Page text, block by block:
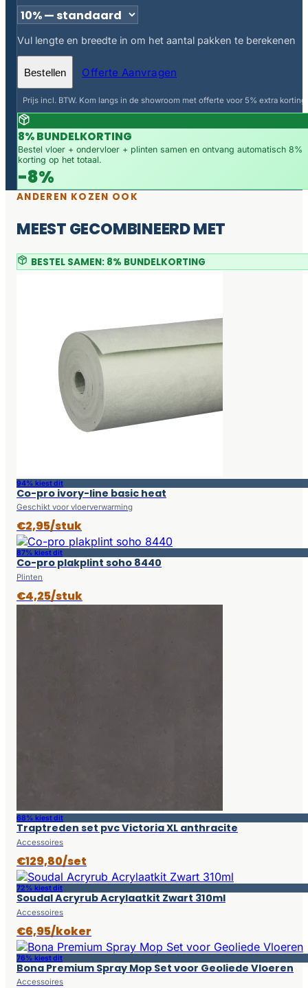
Vul lengte en breedte in om het aantal pakken te berekenen
Bestellen Offerte Aanvragen
Prijs incl. BTW. Kom langs in de showroom met offerte voor 5% extra korting.
8% BUNDELKORTING
Bestel vloer + ondervloer + plinten samen en ontvang automatisch 8%
korting op het totaal.
-8%
ANDEREN KOZEN OOK
MEEST GECOMBINEERD MET
BESTEL SAMEN: 8% BUNDELKORTING
94% kiest dit
Co-pro ivory-line basic heat
Geschikt voor vloerverwarming
€2,95/stuk
87% kiest dit
Co-pro plakplint soho 8440
Plinten
€4,25/stuk
68% kiest dit
Traptreden set pvc Victoria XL anthracite
Accessoires
€129,80/set
72% kiest dit
Soudal Acryrub Acrylaatkit Zwart 310ml
Accessoires
€6,95/koker
76% kiest dit
Bona Premium Spray Mop Set voor Geoliede Vloeren
Accessoires